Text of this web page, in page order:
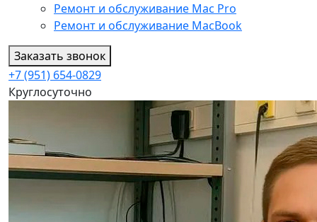
Ремонт и обслуживание Mac Pro
Ремонт и обслуживание MacBook
Заказать звонок
+7 (951) 654-0829
Круглосуточно